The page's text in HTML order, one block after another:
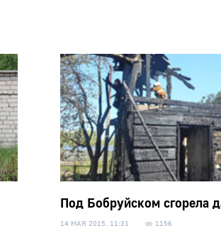
Под Бобруйском сгорела
14 МАЯ 2015, 11:31 1156